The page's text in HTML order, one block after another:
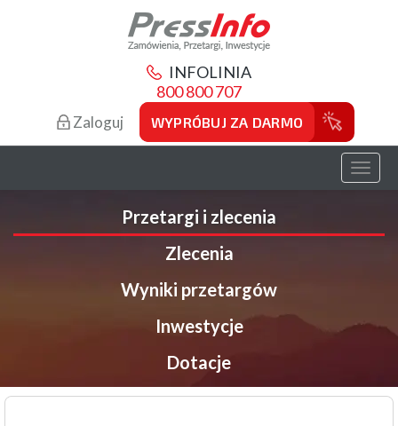
INFOLINIA
800 800 707
Zaloguj WYPRÓBUJ ZA DARMO
Toggle
Przetargi i zlecenia
Zlecenia
Wyniki przetargów
Inwestycje
Dotacje